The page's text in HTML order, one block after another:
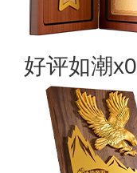
好评如潮x0